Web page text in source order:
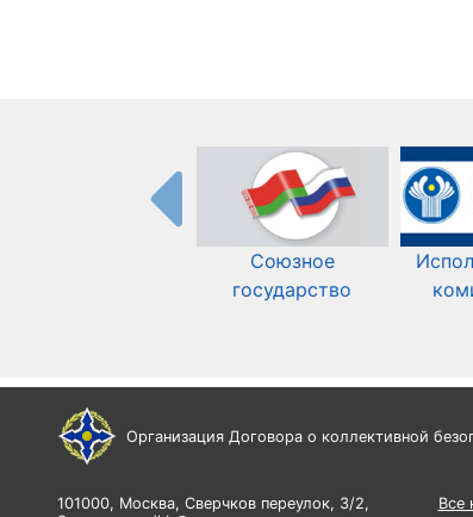
Союзное
государство
Организация Договора о коллективной
101000, Москва, Сверчков переулок, 3/2,
Все